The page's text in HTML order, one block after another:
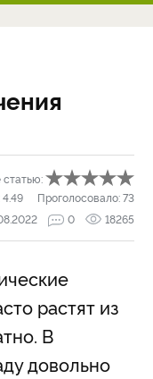
4.49 Проголосовало:73
0 18265
растят из
В
довольно